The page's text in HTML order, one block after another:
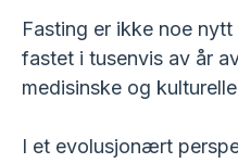
Fasting er ikke noe
fastet i tusenvis av år
medisinske og
I et evolusjonært